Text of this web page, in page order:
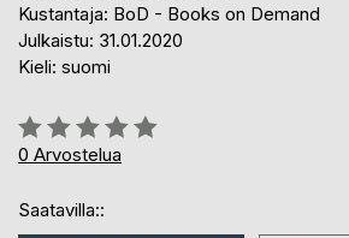
Kustantaja: BoD - Books on Demand
Julkaistu: 31.01.2020
Kieli: suomi
Arvostelu::
0%
0 Arvostelua
Saatavilla::